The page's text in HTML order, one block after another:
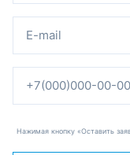
Нажимая кнопку «Оставить